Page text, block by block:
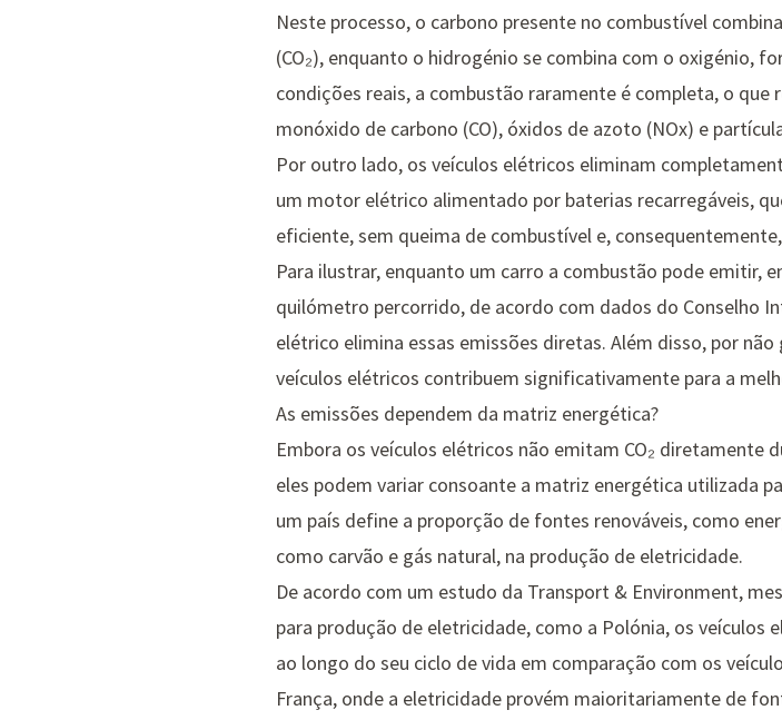
Neste processo, o carbono presente no combustível
(CO₂), enquanto o hidrogénio se combina com o oxigénio,
condições reais, a combustão raramente é completa, o
monóxido de carbono (CO), óxidos de azoto (NOx) e
Por outro lado, os veículos elétricos eliminam
um motor elétrico alimentado por baterias recarregáveis,
eficiente, sem queima de combustível e,
Para ilustrar, enquanto um carro a combustão pode emitir,
quilómetro percorrido, de acordo com dados do Conselho
elétrico elimina essas emissões diretas. Além disso, por
veículos elétricos contribuem significativamente para a
As emissões dependem da matriz energética?
Embora os veículos elétricos não emitam CO₂ diretamente
eles podem variar consoante a matriz energética utilizada
um país define a proporção de fontes renováveis, como
como carvão e gás natural, na produção de eletricidade.
De acordo com um estudo da Transport & Environment,
para produção de eletricidade, como a Polónia, os veículos
ao longo do seu ciclo de vida em comparação com os
França, onde a eletricidade provém maioritariamente de